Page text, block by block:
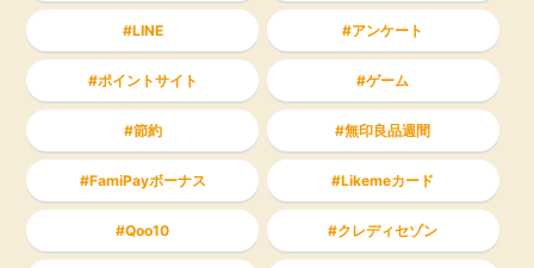
LINE アンケート
ポイントサイト ゲーム
節約 無印良品週間
FamiPayボーナス Likemeカード
Qoo10 クレディセゾン